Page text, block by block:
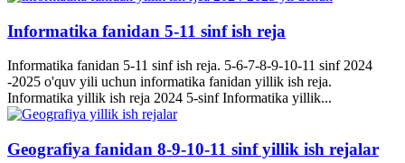
Informatika fanidan 5-11 sinf ish reja
Informatika fanidan 5-11 sinf ish reja. 5-6-7-8-9-10-11 sinf 2024
-2025 o'quv yili uchun informatika fanidan yillik ish reja.
Informatika yillik ish reja 2024 5-sinf Informatika yillik...
Geografiya fanidan 8-9-10-11 sinf yillik ish rejalar